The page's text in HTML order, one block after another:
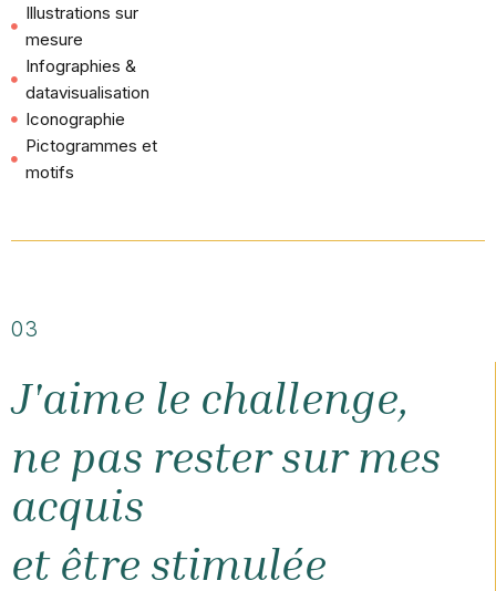
Illustrations sur
mesure
Infographies &
datavisualisation
Iconographie
Pictogrammes et
motifs
03
J'aime le challenge,
ne pas rester sur mes
acquis
et être stimulée